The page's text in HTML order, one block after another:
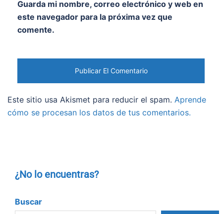
Guarda mi nombre, correo electrónico y web en
este navegador para la próxima vez que
comente.
Este sitio usa Akismet para reducir el spam. Aprende
cómo se procesan los datos de tus comentarios.
¿No lo encuentras?
Buscar